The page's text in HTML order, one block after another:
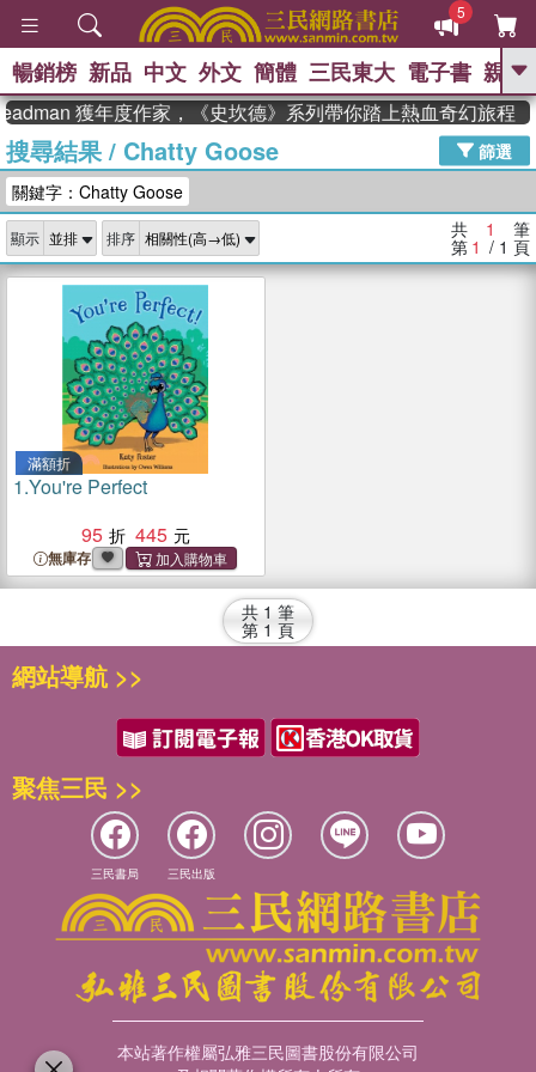
5
GO
熱搜： 高希均教授回憶錄
、 The Odyssey 、 父親節 、 花開錦
李登輝時代 、 數學女孩：黎曼猜想
、
如果歷史是一
群喵 、 臺灣漫遊錄
暢銷榜 新品 中文 外文 簡體 三民東大 電子書 親子
獲年度作家，《史坎德》系列帶你踏上熱血奇幻旅程
搜尋結果/ Chatty Goose
篩選
關鍵字：Chatty Goose
顯示 排序 共 1 筆
第 1 / 1 頁
滿額折
1.You're Perfect
95
445
無庫存
共 1 筆
第 1 頁
網站導航 >>
聚焦三民 >>
三民書局 三民出版
本站著作權屬弘雅三民圖書股份有限公司